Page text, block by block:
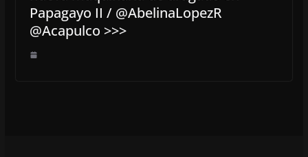
Papagayo II / @AbelinaLopezR
@Acapulco >>>